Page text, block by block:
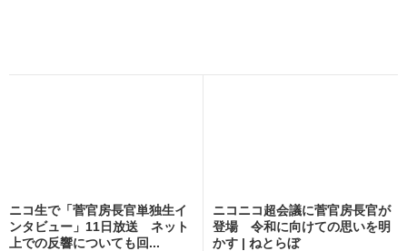
ニコ生で「菅官房長官単独生イ
ンタビュー」11日放送 ネット
上での反響についても回...
ニコニコ超会議に菅官房長官が
登場 令和に向けての思いを明
かす | ねとらぼ